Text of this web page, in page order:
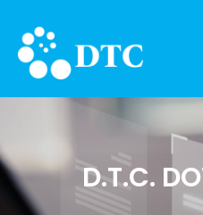
D.T.C.